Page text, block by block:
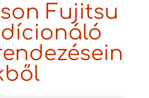
Fujitsu